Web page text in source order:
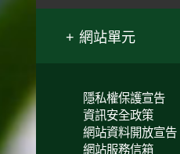
網站單元
隱私權保護宣告
資訊安全政策
網站資料開放宣告
網站服務信箱